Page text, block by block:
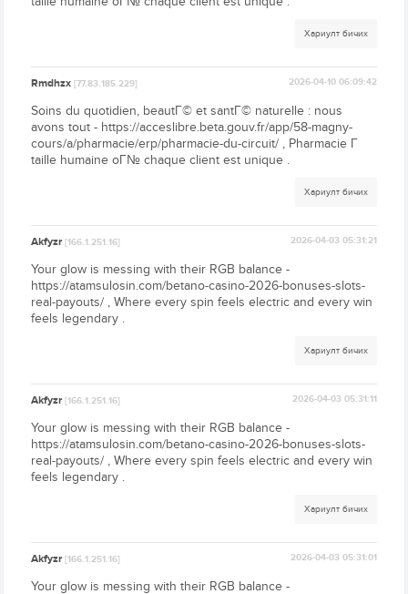
Хариулт бичих
Rmdhzx[77.83.185.229] 2026-04-10 06:09:42
Soins du quotidien, beautГ© et santГ© naturelle : nous
avons tout - https://acceslibre.beta.gouv.fr/app/58-magny-
cours/a/pharmacie/erp/pharmacie-du-circuit/ , Pharmacie Г
taille humaine oГ№ chaque client est unique .
Хариулт бичих
Akfyzr[166.1.251.16] 2026-04-03 05:31:21
Your glow is messing with their RGB balance -
https://atamsulosin.com/betano-casino-2026-bonuses-slots-
real-payouts/ , Where every spin feels electric and every win
feels legendary .
Хариулт бичих
Akfyzr[166.1.251.16] 2026-04-03 05:31:11
Your glow is messing with their RGB balance -
https://atamsulosin.com/betano-casino-2026-bonuses-slots-
real-payouts/ , Where every spin feels electric and every win
feels legendary .
Хариулт бичих
Akfyzr[166.1.251.16] 2026-04-03 05:31:01
Your glow is messing with their RGB balance -